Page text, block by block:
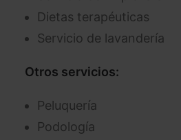
Dietas terapéuticas
Servicio de lavandería
Otros servicios:
Peluquería
Podología